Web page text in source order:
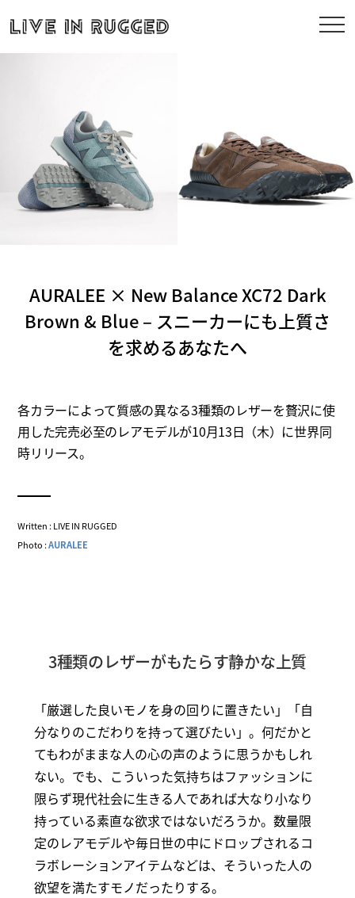
AURALEE × New Balance XC72 Dark
Brown & Blue – スニーカーにも上質さ
を求めるあなたへ
各カラーによって質感の異なる3種類のレザーを贅沢に使
用した完売必至のレアモデルが10月13日（木）に世界同
時リリース。
Written : LIVE IN RUGGED
Photo :AURALEE
3種類のレザーがもたらす静かな上質
「厳選した良いモノを身の回りに置きたい」「自
分なりのこだわりを持って選びたい」。何だかと
てもわがままな人の心の声のように思うかもしれ
ない。でも、こういった気持ちはファッションに
限らず現代社会に生きる人であれば大なり小なり
持っている素直な欲求ではないだろうか。数量限
定のレアモデルや毎日世の中にドロップされるコ
ラボレーションアイテムなどは、そういった人の
欲望を満たすモノだったりする。